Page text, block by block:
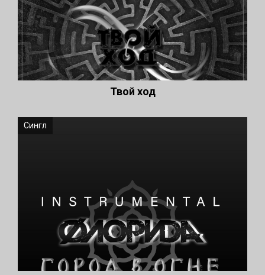
Твой ход
Сингл